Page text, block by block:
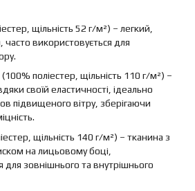
щільність 52 г/м²) – легкий,
часто використовується для
(100% поліестер, щільність 110 г/м²) –
своїй еластичності, ідеально
підвищеного вітру, зберігаючи
щільність 140 г/м²) – тканина з
на лицьовому боці,
для зовнішнього та внутрішнього